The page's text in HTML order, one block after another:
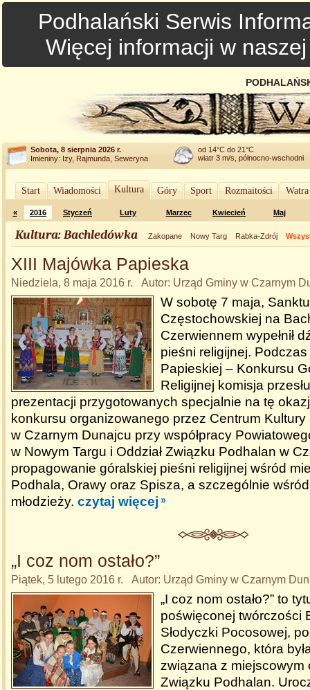
Podhalański Serwis
Więcej informacji w
Sobota, 8 sierpnia 2026 r.
Imieniny: Izy, Rajmunda, Seweryna
od 14°C do 21°C
wiatr 3 m/s, północno-wschodni
Start Wiadomości Kultura Góry Sport Rozmaitości
« 2016 Styczeń Luty Marzec Kwiecień Maj
Kultura: Bachledówka Zakopane Nowy Targ Rabka-Zdrój
XIII Majówka Papieska
Niedziela, 8 maja 2016 r. Autor: Urząd Gminy w Czarnym
W sobotę 7 maja,
Częstochowskiej na
Czerwiennem wypełnił
pieśni religijnej.
Papieskiej – Konkursu
Religijnej komisja
prezentacji przygotowanych specjalnie na tę
konkursu organizowanego przez Centrum Kultury
w Czarnym Dunajcu przy współpracy
w Nowym Targu i Oddział Związku Podhalan w
propagowanie góralskiej pieśni religijnej wśród
Podhala, Orawy oraz Spisza, a szczególnie
młodzieży. czytaj więcej
„I coz nom ostało?”
Piątek, 5 lutego 2016 r. Autor: Urząd Gminy w Czarnym
„I coz nom ostało?” to
poświęconej twórczości
Słodyczki Pocosowej,
Czerwiennego, która
związana z miejscowym
Związku Podhalan.